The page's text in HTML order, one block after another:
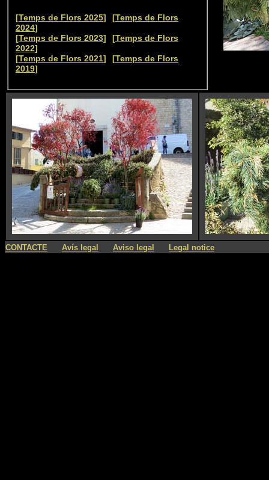
[Temps de Flors 2025] [Temps de Flors
2024]
[Temps de Flors 2023] [Temps de Flors
2022]
[Temps de Flors 2021] [Temps de Flors
2019]
CONTACTE Avís legal Aviso legal Legal notice